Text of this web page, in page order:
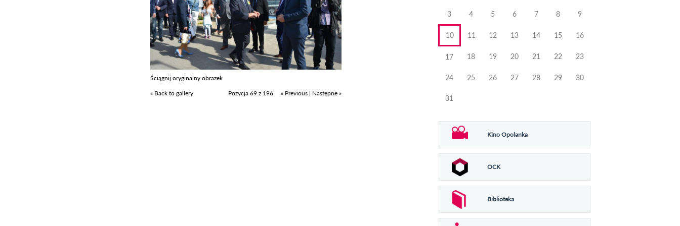
Ściągnij oryginalny obrazek
« Back to gallery
Pozycja 69 z 196 « Previous | Następne »
3 4 5 6 7 8 9
10 11 12 13 14 15 16
17 18 19 20 21 22 23
24 25 26 27 28 29 30
31
Kino Opolanka
OCK
Biblioteka